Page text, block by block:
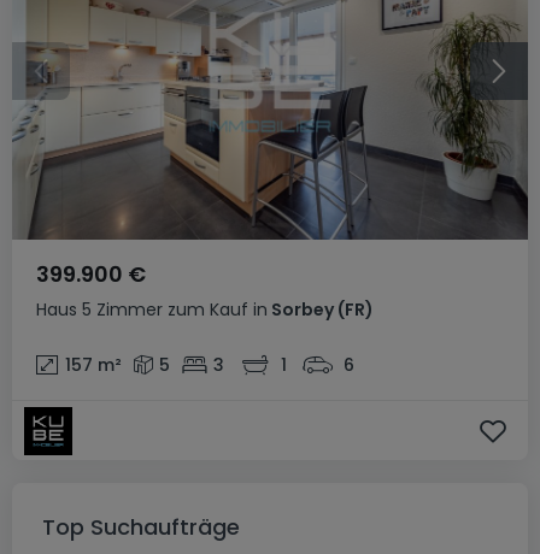
Haus 5 Zimmer zum Kauf in Sorbey (FR)
399.900 €
157 m² 5 3 1 6
Top Suchaufträge